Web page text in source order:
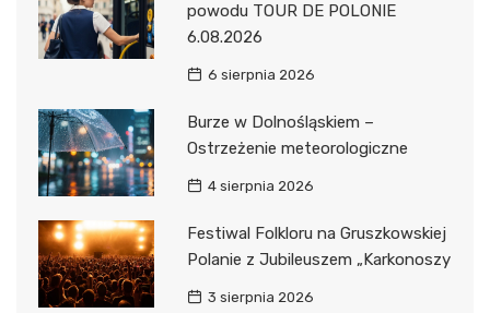
powodu TOUR DE POLONIE
6.08.2026
6 sierpnia 2026
Burze w Dolnośląskiem –
Ostrzeżenie meteorologiczne
4 sierpnia 2026
Festiwal Folkloru na Gruszkowskiej
Polanie z Jubileuszem „Karkonoszy
3 sierpnia 2026